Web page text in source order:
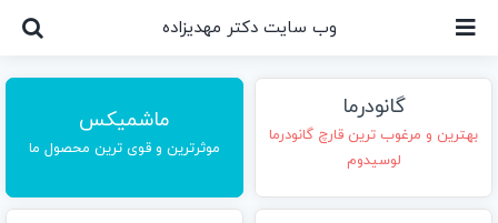
Skip
content
وب سایت دکتر مهدیزاده
گانودرما
بهترین و مرغوب ترین قارچ گانودرما
لوسیدوم
ماشمیکس
موثرترین و قوی ترین محصول ما